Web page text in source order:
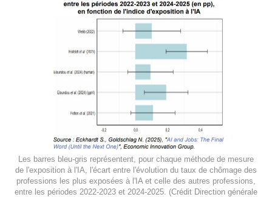
Les barres bleu-gris représentent, pour chaque méthode de mesure
de l'exposition à l'IA, l'écart entre l'évolution du taux de chômage des
professions les plus exposées à l'IA et celle des autres professions,
entre les périodes 2022-2023 et 2024-2025. (Crédit Direction générale